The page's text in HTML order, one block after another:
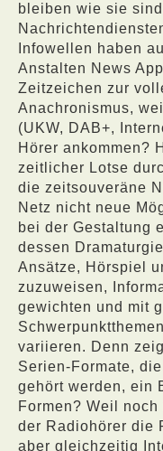
bleiben wie sie
Infowellen haben
Anstalten News
Zeitzeichen zur
Anachronismus,
(UKW, DAB+,
Hörer ankommen?
zeitlicher Lotse
die zeitsouveräne
Netz nicht neue
bei der Gestaltung
dessen
Ansätze, Hörspiel
zuzuweisen,
gewichten und mit
variieren. Denn
Serien-Formate,
gehört werden, ein
Formen? Weil
der Radiohörer die
aber gleichzeitig